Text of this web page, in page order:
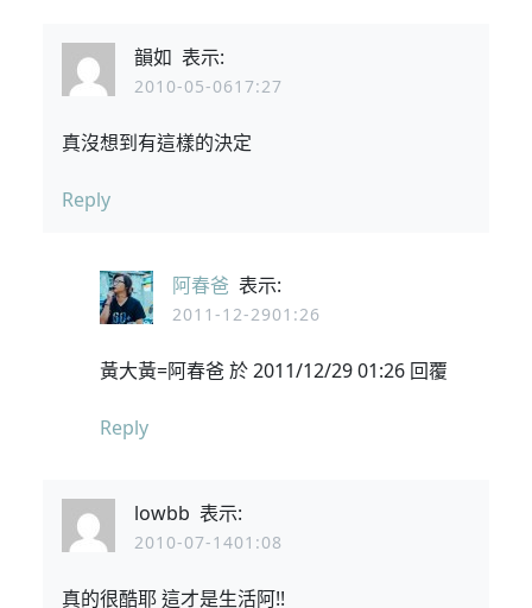
韻如 表示:
2010-05-0617:27
真沒想到有這樣的決定
Reply
阿春爸 表示:
2011-12-2901:26
黃大黃=阿春爸 於 2011/12/29 01:26 回覆
Reply
lowbb 表示:
2010-07-1401:08
真的很酷耶 這才是生活阿!!